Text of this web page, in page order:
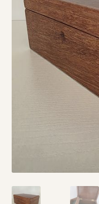
Vintage boeken en strips
Kerst